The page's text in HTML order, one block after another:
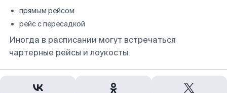
прямым рейсом
рейс с пересадкой
Иногда в расписании могут встречаться
чартерные рейсы и лоукосты.